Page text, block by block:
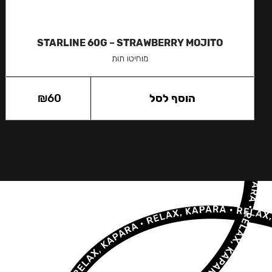
STARLINE 60G – STRAWBERRY MOJITO
מוחיטו תות
₪60 הוסף לסל